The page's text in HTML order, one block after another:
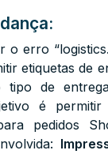
o erro
etiquetas de
tipo de
é
pedidos